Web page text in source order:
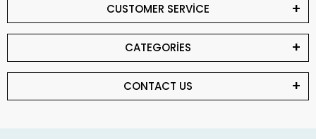
CUSTOMER SERVİCE
CATEGORİES
CONTACT US